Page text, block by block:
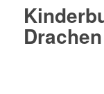
Drachen